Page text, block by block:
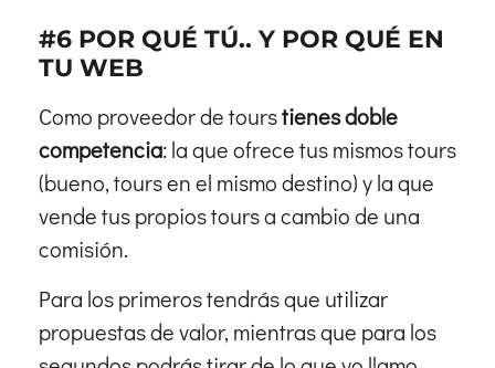
#6 POR QUÉ TÚ.. Y POR QUÉ EN
TU WEB
Como proveedor de tourstienes doble
competencia: la que ofrece tus mismos tours
(bueno, tours en el mismo destino) y la que
vende tus propios tours a cambio de una
comisión.
Para los primeros tendrás que utilizar
propuestas de valor, mientras que para los